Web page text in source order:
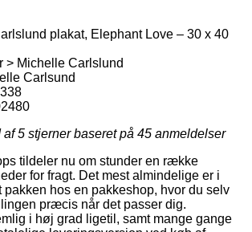
plakat, Elephant Love – 30 x 40
> Michelle Carlslund
Carlsund
af 5 stjerner baseret på 45 anmeldelser
tildeler nu om stunder en række
for fragt. Det mest almindelige er i
pakken hos en pakkeshop, hvor du selv
præcis når det passer dig.
i høj grad ligetil, samt mange gange